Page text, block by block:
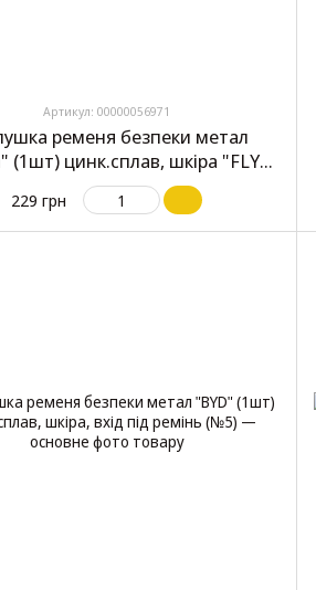
Артикул: 00000056971
ременя безпеки метал
(1шт) цинк.сплав, шкіра "FLY"
(тип №5)
229 грн